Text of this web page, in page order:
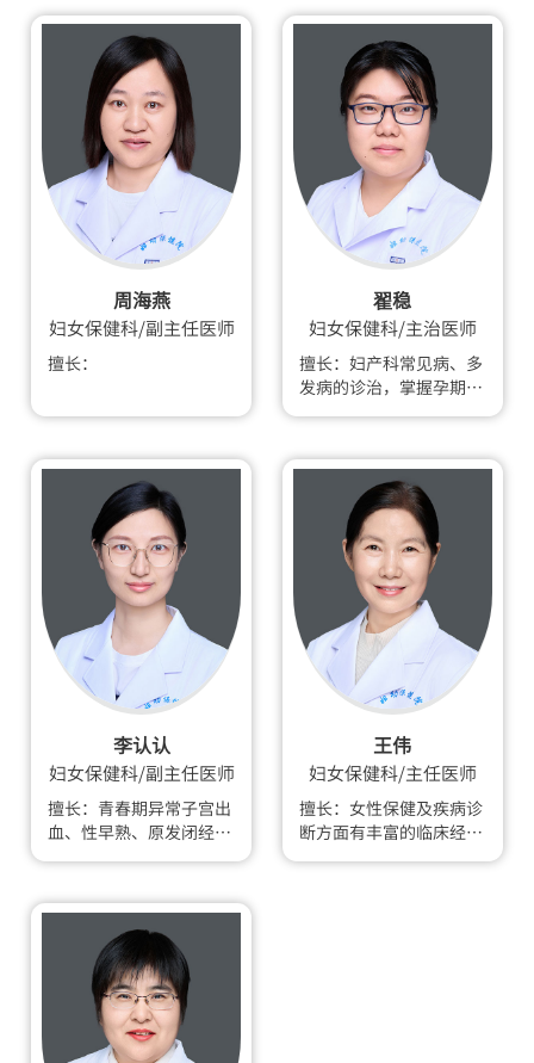
更年期综合征的治疗及综
合管理。
周海燕
妇女保健科/副主任医师
擅长：
翟稳
妇女保健科/主治医师
擅长：妇产科常见病、多
发病的诊治，掌握孕期、
产前检查及产后康复指
李认认
妇女保健科/副主任医师
擅长：青春期异常子宫出
血、性早熟、原发闭经的
病如异常子宫出血、多囊
卵巢综合征、高泌乳素血
症、卵巢早衰、更年期综
合征的诊治。
王伟
妇女保健科/主任医师
擅长：女性保健及疾病诊
断方面有丰富的临床经